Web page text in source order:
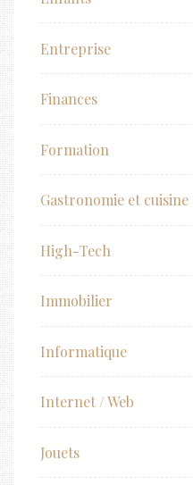
Entreprise
Finances
Formation
Gastronomie et cuisine
High-Tech
Immobilier
Informatique
Internet / Web
Jouets